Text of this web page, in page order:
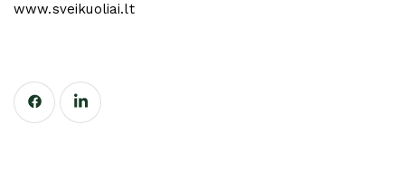
www.sveikuoliai.lt